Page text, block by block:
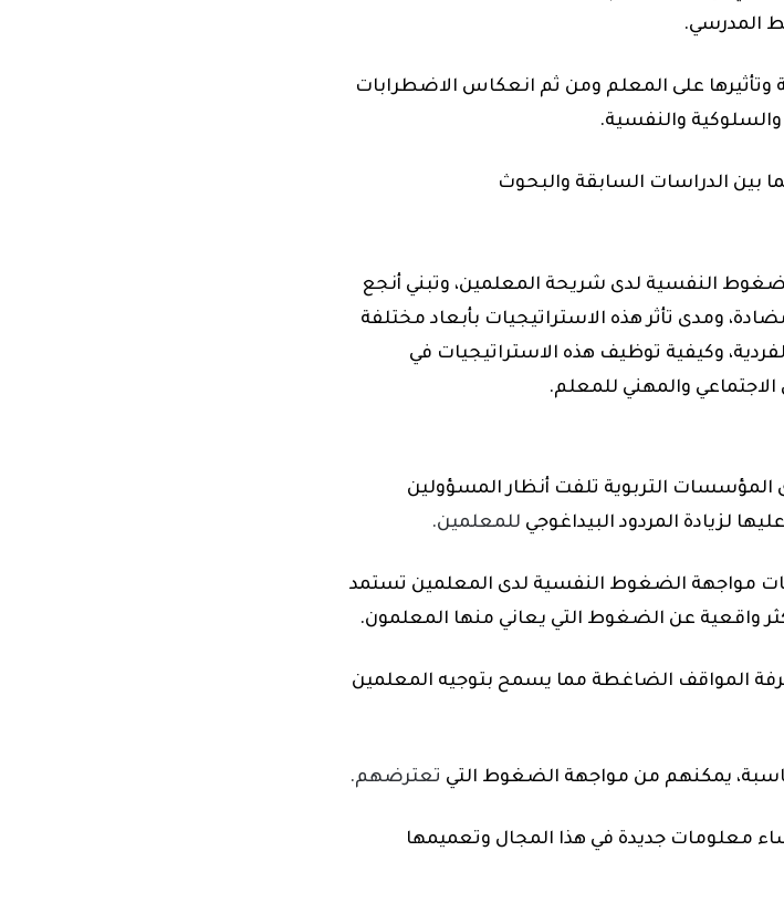
المدرسي.
على المعلم ومن ثم انعكاس الاضطرابات
والنفسية.
بين الدراسات السابقة والبحوث
النفسية لدى شريحة المعلمين، وتبني أنجع
ومدى تأثر هذه الاستراتيجيات بأبعاد مختلفة
وكيفية توظيف هذه الاستراتيجيات في
والمهني للمعلم.
التربوية تلفت أنظار المسؤولين
لزيادة المردود البيداغوجي للمعلمين.
مواجهة الضغوط النفسية لدى المعلمين تستمد
واقعية عن الضغوط التي يعاني منها المعلمون.
المواقف الضاغطة مما يسمح بتوجيه المعلمين
تعترضهم.
معلومات جديدة في هذا المجال وتعميمها